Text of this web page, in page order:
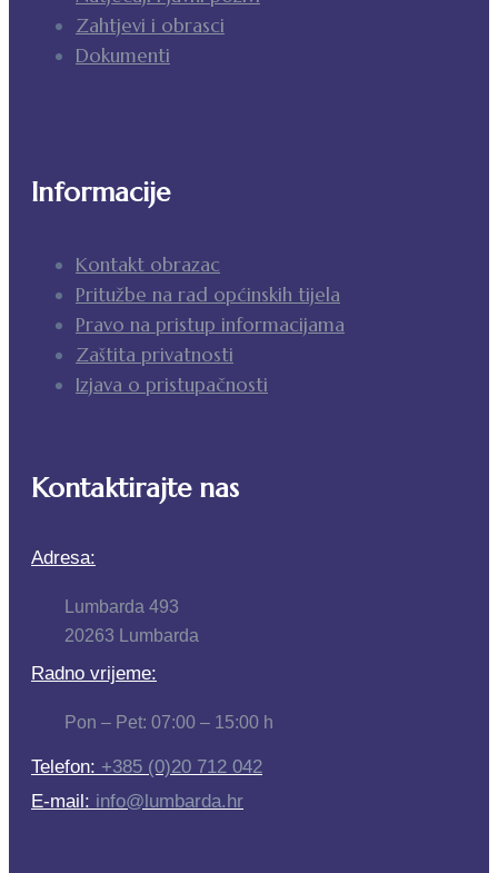
Zahtjevi i obrasci
Dokumenti
Informacije
Kontakt obrazac
Pritužbe na rad općinskih tijela
Pravo na pristup informacijama
Zaštita privatnosti
Izjava o pristupačnosti
Kontaktirajte nas
Adresa:
Lumbarda 493
20263 Lumbarda
Radno vrijeme:
Pon – Pet: 07:00 – 15:00 h
Telefon: +385 (0)20 712 042
E-mail: info@lumbarda.hr